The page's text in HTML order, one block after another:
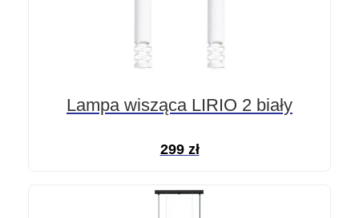
Lampa wisząca LIRIO 2 biały
299 zł